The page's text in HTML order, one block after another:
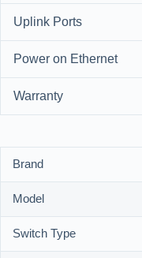
Uplink Ports
Power on Ethernet
Warranty
Brand
Model
Switch Type